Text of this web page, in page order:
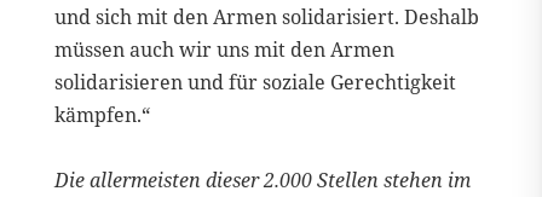
und sich mit den Armen solidarisiert. Deshalb
müssen auch wir uns mit den Armen
solidarisieren und für soziale Gerechtigkeit
kämpfen.“
Die allermeisten dieser 2.000 Stellen stehen im